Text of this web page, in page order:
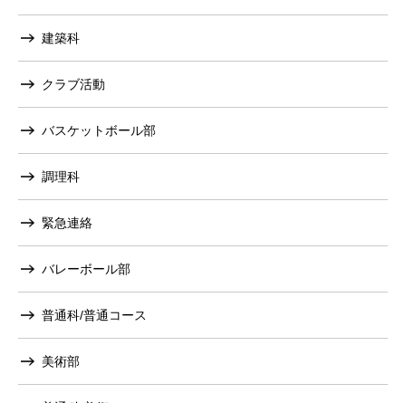
建築科
クラブ活動
バスケットボール部
調理科
緊急連絡
バレーボール部
普通科/普通コース
美術部